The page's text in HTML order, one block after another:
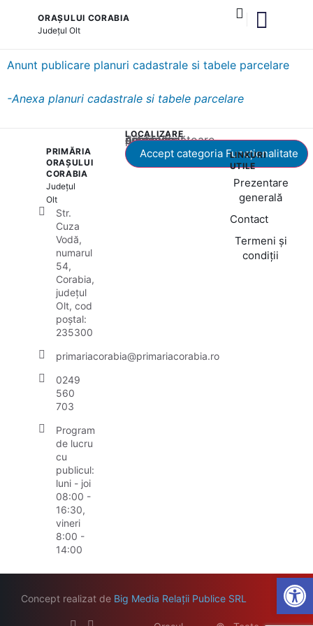
ORAȘULUI CORABIA
JudețulOlt
Anunt publicare planuri cadastrale si tabele parcelare
-Anexa planuri cadastrale si tabele parcelare
PRIMĂRIA
ORAȘULUI
CORABIA
Județul
Olt
Str.
Cuza
Vodă,
numarul
54,
Corabia,
județul
Olt, cod
poștal:
235300
primariacorabia@primariacorabia.ro
0249
560
703
Program
de lucru
cu
publicul:
luni - joi
08:00 -
16:30,
vineri
8:00 -
14:00
LOCALIZARE
Acest conținut este blocat până când acceptați categoria corespunzătoare de cookie-uri.
Accept categoria Funcționalitate
LINKURI
UTILE
Prezentare
generală
Contact
Termeni și
condiții
Concept realizat de Big Media Relații Publice SRL